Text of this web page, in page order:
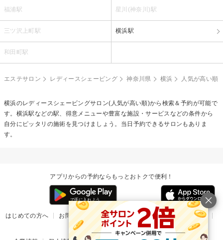
福浦駅 星川(神奈川)駅
三ツ沢上町駅 横浜駅
和田町駅
エステサロン レディースシェービング 神奈川県 横浜 人気が高い順
横浜のレディースシェービングサロン(人気が高い順)から検索＆予約が可能で
す。横浜駅などの駅、得意メニューや豊富な施設・サービスなどの条件から
自分にピッタリの施術を見つけましょう。当日予約できるサロンもありま
す。
アプリからの予約ならもっとおトクで便利！
はじめての方へ お問い合わせ ヘルプ リリース情報
利用規約
掲載ご希望のサロン様